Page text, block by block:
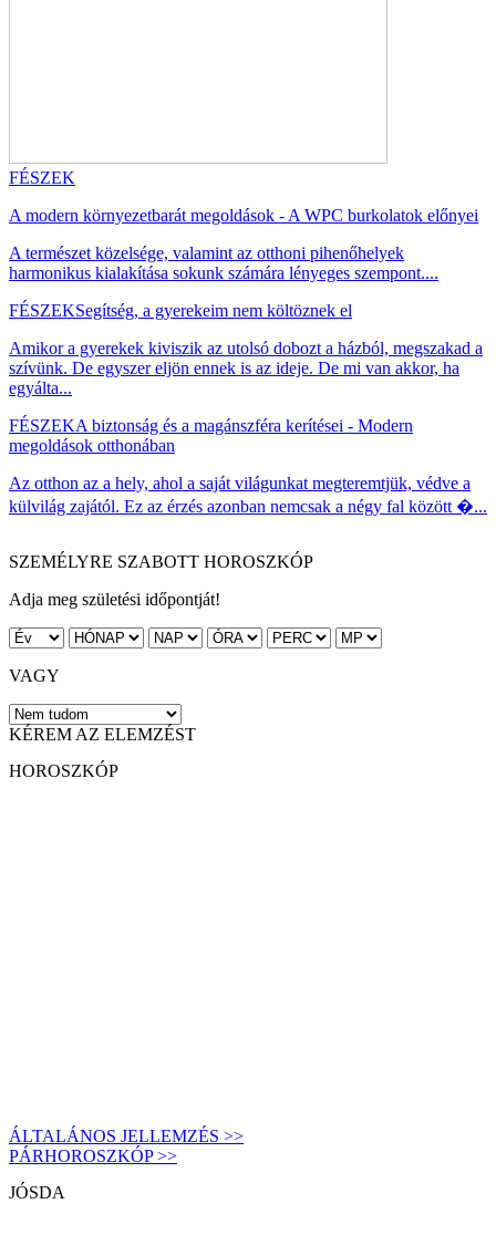
FÉSZEK
A modern környezetbarát megoldások - A WPC burkolatok előnyei
A természet közelsége, valamint az otthoni pihenőhelyek
harmonikus kialakítása sokunk számára lényeges szempont....
FÉSZEKSegítség, a gyerekeim nem költöznek el
Amikor a gyerekek kiviszik az utolsó dobozt a házból, megszakad a
szívünk. De egyszer eljön ennek is az ideje. De mi van akkor, ha
egyálta...
FÉSZEKA biztonság és a magánszféra kerítései - Modern
megoldások otthonában
Az otthon az a hely, ahol a saját világunkat megteremtjük, védve a
külvilág zajától. Ez az érzés azonban nemcsak a négy fal között �...
SZEMÉLYRE SZABOTT HOROSZKÓP
Adja meg születési időpontját!
VAGY
KÉREM AZ ELEMZÉST
HOROSZKÓP
ÁLTALÁNOS JELLEMZÉS >>
PÁRHOROSZKÓP >>
JÓSDA